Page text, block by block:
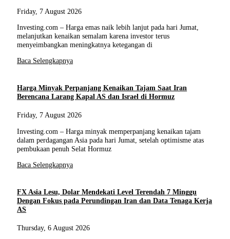
Friday, 7 August 2026
Investing.com – Harga emas naik lebih lanjut pada hari Jumat,
melanjutkan kenaikan semalam karena investor terus
menyeimbangkan meningkatnya ketegangan di
Baca Selengkapnya
Harga Minyak Perpanjang Kenaikan Tajam Saat Iran
Berencana Larang Kapal AS dan Israel di Hormuz
Friday, 7 August 2026
Investing.com – Harga minyak memperpanjang kenaikan tajam
dalam perdagangan Asia pada hari Jumat, setelah optimisme atas
pembukaan penuh Selat Hormuz
Baca Selengkapnya
FX Asia Lesu, Dolar Mendekati Level Terendah 7 Minggu
Dengan Fokus pada Perundingan Iran dan Data Tenaga Kerja
AS
Thursday, 6 August 2026